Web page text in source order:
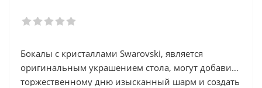
Бокалы с кристаллами Swarovski, является
оригинальным украшением стола, могут добавить
торжественному дню изысканный шарм и создать